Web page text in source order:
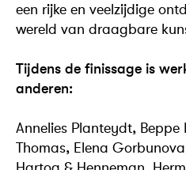
een rijke en veelzijdige
wereld van draagbare
Tijdens de finissage is
anderen:
Annelies Planteydt, Beppe
Thomas, Elena